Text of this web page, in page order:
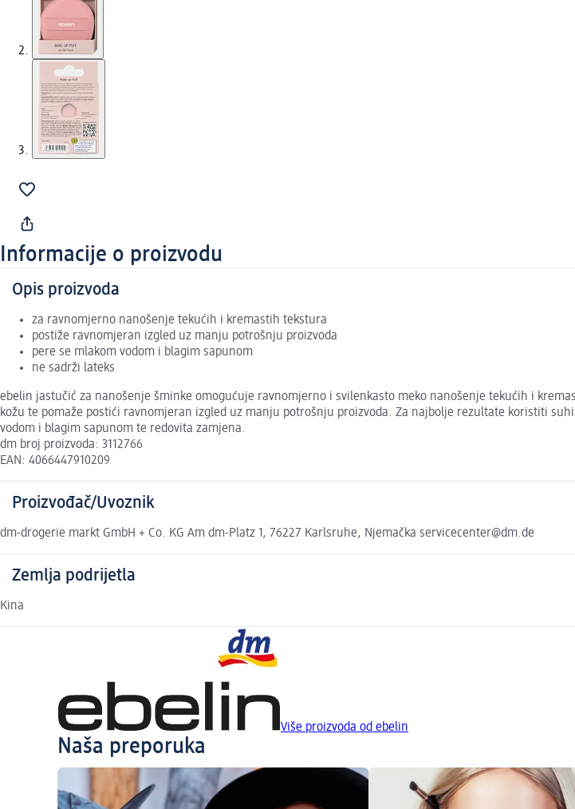
Informacije o proizvodu
Opis proizvoda
za ravnomjerno nanošenje tekućih i kremastih tekstura
postiže ravnomjeran izgled uz manju potrošnju proizvoda
pere se mlakom vodom i blagim sapunom
ne sadrži lateks
ebelin jastučić za nanošenje šminke omogućuje ravnomjerno i svilenkasto meko nanošenje tekućih i
kožu te pomaže postići ravnomjeran izgled uz manju potrošnju proizvoda. Za najbolje rezultate koristiti
vodom i blagim sapunom te redovita zamjena.
dm broj proizvoda: 3112766
EAN: 4066447910209
Proizvođač/Uvoznik
dm-drogerie markt GmbH + Co. KG Am dm-Platz 1, 76227 Karlsruhe, Njemačka servicecenter@dm.de
Zemlja podrijetla
Kina
Više proizvoda od ebelin
Naša preporuka